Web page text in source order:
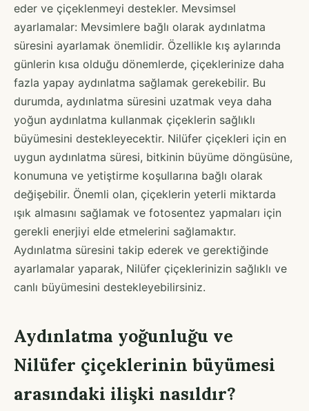
eder ve çiçeklenmeyi destekler. Mevsimsel
ayarlamalar: Mevsimlere bağlı olarak aydınlatma
süresini ayarlamak önemlidir. Özellikle kış aylarında
günlerin kısa olduğu dönemlerde, çiçeklerinize daha
fazla yapay aydınlatma sağlamak gerekebilir. Bu
durumda, aydınlatma süresini uzatmak veya daha
yoğun aydınlatma kullanmak çiçeklerin sağlıklı
büyümesini destekleyecektir. Nilüfer çiçekleri için en
uygun aydınlatma süresi, bitkinin büyüme döngüsüne,
konumuna ve yetiştirme koşullarına bağlı olarak
değişebilir. Önemli olan, çiçeklerin yeterli miktarda
ışık almasını sağlamak ve fotosentez yapmaları için
gerekli enerjiyi elde etmelerini sağlamaktır.
Aydınlatma süresini takip ederek ve gerektiğinde
ayarlamalar yaparak, Nilüfer çiçeklerinizin sağlıklı ve
canlı büyümesini destekleyebilirsiniz.
Aydınlatma yoğunluğu ve
Nilüfer çiçeklerinin büyümesi
arasındaki ilişki nasıldır?